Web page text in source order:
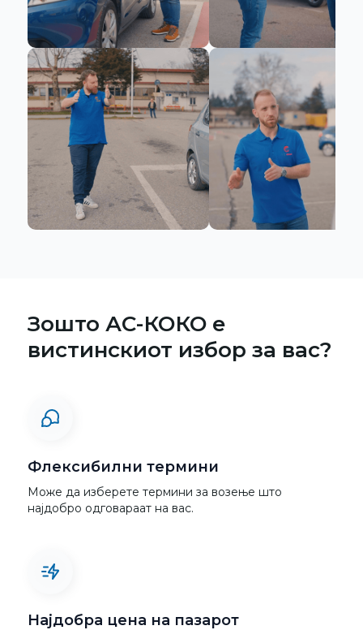
Зошто АС-КОКО е
вистинскиот избор за вас?
Флексибилни термини
Може да изберете термини за возење што
најдобро одговараат на вас.
Најдобра цена на пазарот